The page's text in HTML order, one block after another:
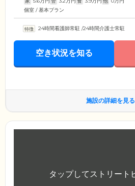
個室 / 基本プラン
24時間看護師常駐 /24時間介護士常駐
空き状況を知る
施設の詳細を見る